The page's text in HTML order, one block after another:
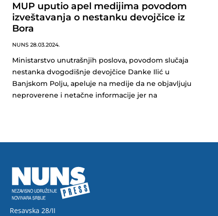
MUP uputio apel medijima povodom
izveštavanja o nestanku devojčice iz
Bora
NUNS 28.03.2024.
Ministarstvo unutrašnjih poslova, povodom slučaja
nestanka dvogodišnje devojčice Danke Ilić u
Banjskom Polju, apeluje na medije da ne objavljuju
neproverene i netačne informacije jer na
Resavska 28/II